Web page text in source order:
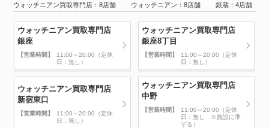
ウォッチニアン買取専門店：8店舗 ウォッチニアン：8店舗 銀蔵：4店舗
ウォッチニアン買取専門店
銀座
【営業時間】
11:00～20:00（定休
日：無し）
ウォッチニアン買取専門店
銀座8丁目
【営業時間】
11:00～20:00（定休
日：無し）
ウォッチニアン買取専門店
新宿東口
【営業時間】
11:00～20:00（定休
日：無し）
ウォッチニアン買取専門店
中野
【営業時間】
11:00～20:00（定休
日：無し ※施設に準
ずる）